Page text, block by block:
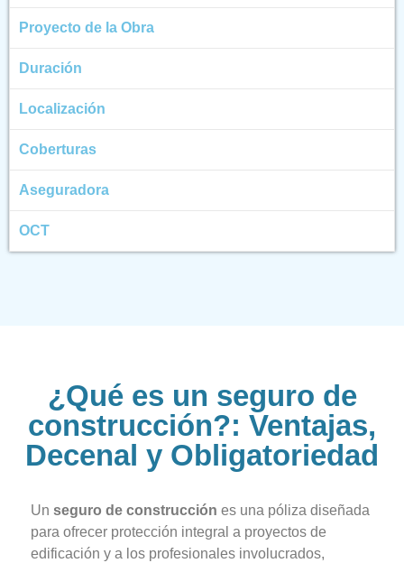
Proyecto de la Obra
Duración
Localización
Coberturas
Aseguradora
OCT
¿Qué es un seguro de
construcción?: Ventajas,
Decenal y Obligatoriedad
Un seguro de construcción es una póliza diseñada
para ofrecer protección integral a proyectos de
edificación y a los profesionales involucrados,